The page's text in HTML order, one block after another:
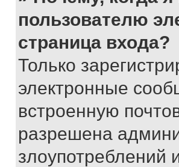
пользователю
страница входа?
Только
электронные
встроенную
разрешена
злоупотреблений